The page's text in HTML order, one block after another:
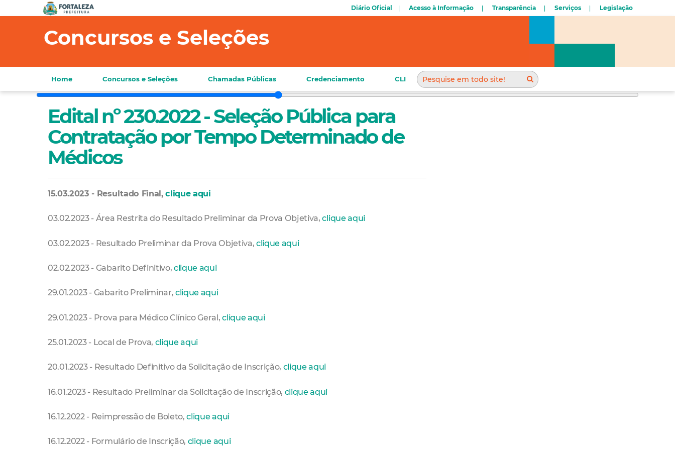
Diário Oficial Acesso à Informação Transparência Serviços Legislação
Concursos e Seleções
Home Concursos e Seleções Chamadas Públicas Credenciamento CLI
Edital nº 230.2022 - Seleção Pública para
Contratação por Tempo Determinado de
Médicos
15.03.2023 - Resultado Final,clique aqui
03.02.2023 - Área Restrita do Resultado Preliminar da Prova Objetiva,clique aqui
03.02.2023 - Resultado Preliminar da Prova Objetiva, clique aqui
02.02.2023 - Gabarito Definitivo,clique aqui
29.01.2023 - Gabarito Preliminar,clique aqui
29.01.2023 - Prova para Médico Clínico Geral,clique aqui
25.01.2023 - Local de Prova, clique aqui
20.01.2023 - Resultado Definitivo da Solicitação de Inscrição, clique aqui
16.01.2023 - Resultado Preliminar da Solicitação de Inscrição, clique aqui
16.12.2022 - Reimpressão de Boleto,clique aqui
16.12.2022 - Formulário de Inscrição, clique aqui